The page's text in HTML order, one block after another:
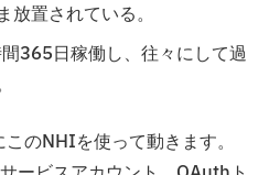
置されている。
365日稼働し、往々にして過
のNHIを使って動きます。